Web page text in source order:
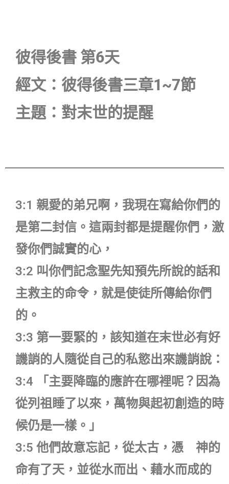
彼得後書 第6天
經文：彼得後書三章1~7節
主題：對末世的提醒
3:1 親愛的弟兄啊，我現在寫給你們的
是第二封信。這兩封都是提醒你們，激
發你們誠實的心，
3:2 叫你們記念聖先知預先所說的話和
主救主的命令，就是使徒所傳給你們
的。
3:3 第一要緊的，該知道在末世必有好
譏誚的人隨從自己的私慾出來譏誚說：
3:4 「主要降臨的應許在哪裡呢？因為
從列祖睡了以來，萬物與起初創造的時
候仍是一樣。」
3:5 他們故意忘記，從太古，憑 神的
命有了天，並從水而出、藉水而成的